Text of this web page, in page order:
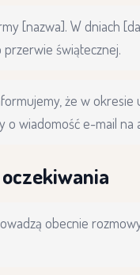
[nazwa]. W dniach
świątecznej.
że w
o wiadomość e-mail na
obecnie